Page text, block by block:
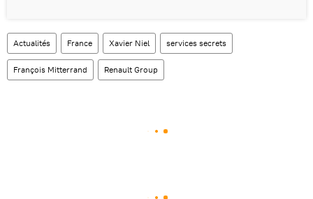
Actualités France Xavier Niel services secrets
François Mitterrand Renault Group